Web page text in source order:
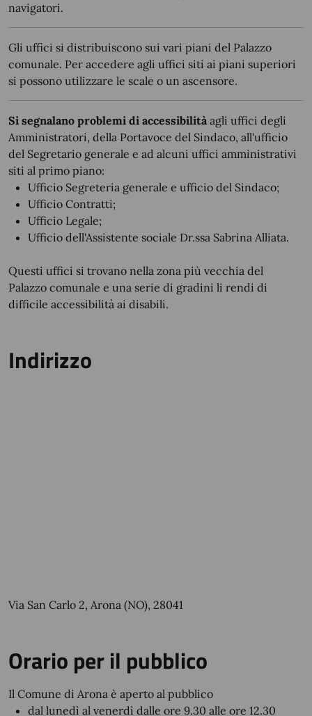
navigatori.
Gli uffici si distribuiscono sui vari piani del Palazzo
comunale. Per accedere agli uffici siti ai piani superiori
si possono utilizzare le scale o un ascensore.
Si segnalano problemi di accessibilità agli uffici degli
Amministratori, della Portavoce del Sindaco, all'ufficio
del Segretario generale e ad alcuni uffici amministrativi
siti al primo piano:
Ufficio Segreteria generale e ufficio del Sindaco;
Ufficio Contratti;
Ufficio Legale;
Ufficio dell'Assistente sociale Dr.ssa Sabrina Alliata.
Questi uffici si trovano nella zona più vecchia del
Palazzo comunale e una serie di gradini li rendi di
difficile accessibilità ai disabili.
Indirizzo
Via San Carlo 2, Arona (NO), 28041
Orario per il pubblico
Il Comune di Arona è aperto al pubblico
dal lunedì al venerdì dalle ore 9.30 alle ore 12.30